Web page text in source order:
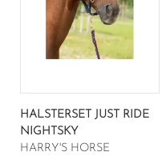
HALSTERSET JUST RIDE
NIGHTSKY
HARRY'S HORSE